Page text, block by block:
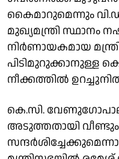
കൈമാറുമെന്നും
മുഖ്യമന്ത്രി സ്ഥാനം
നിർണായകമായ
പിടിമുറുക്കാനുള്ള
നീക്കത്തിൽ
കെ.സി.
അടുത്തതായി